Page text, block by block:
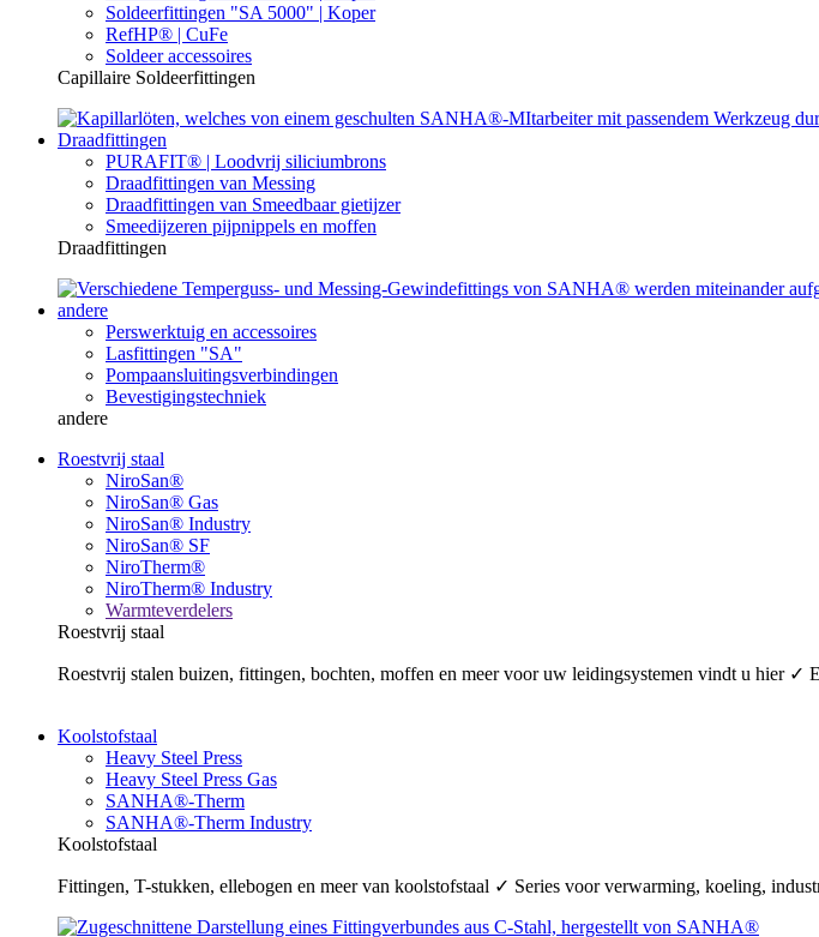
Soldeerfittingen "SA 5000" | Koper
RefHP® | CuFe
Soldeer accessoires
Capillaire Soldeerfittingen
Draadfittingen
PURAFIT® | Loodvrij siliciumbrons
Draadfittingen van Messing
Draadfittingen van Smeedbaar gietijzer
Smeedijzeren pijpnippels en moffen
Draadfittingen
andere
Perswerktuig en accessoires
Lasfittingen "SA"
Pompaansluitingsverbindingen
Bevestigingstechniek
andere
Roestvrij staal
NiroSan®
NiroSan® Gas
NiroSan® Industry
NiroSan® SF
NiroTherm®
NiroTherm® Industry
Warmteverdelers
Roestvrij staal
Roestvrij stalen buizen, fittingen, bochten, moffen en meer voor uw leidingsystemen vindt u
Koolstofstaal
Heavy Steel Press
Heavy Steel Press Gas
SANHA®-Therm
SANHA®-Therm Industry
Koolstofstaal
Fittingen, T-stukken, ellebogen en meer van koolstofstaal ✓ Series voor verwarming, koeling,